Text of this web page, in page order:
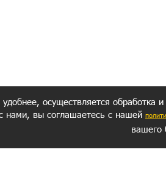
осуществляется обработка
нами, вы соглашаетесь с нашей
вашего